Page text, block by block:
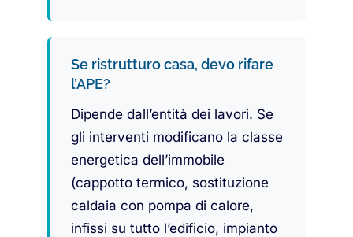
Se ristrutturo casa, devo rifare
l’APE?
Dipende dall’entità dei lavori. Se
gli interventi modificano la classe
energetica dell’immobile
(cappotto termico, sostituzione
caldaia con pompa di calore,
infissi su tutto l’edificio, impianto